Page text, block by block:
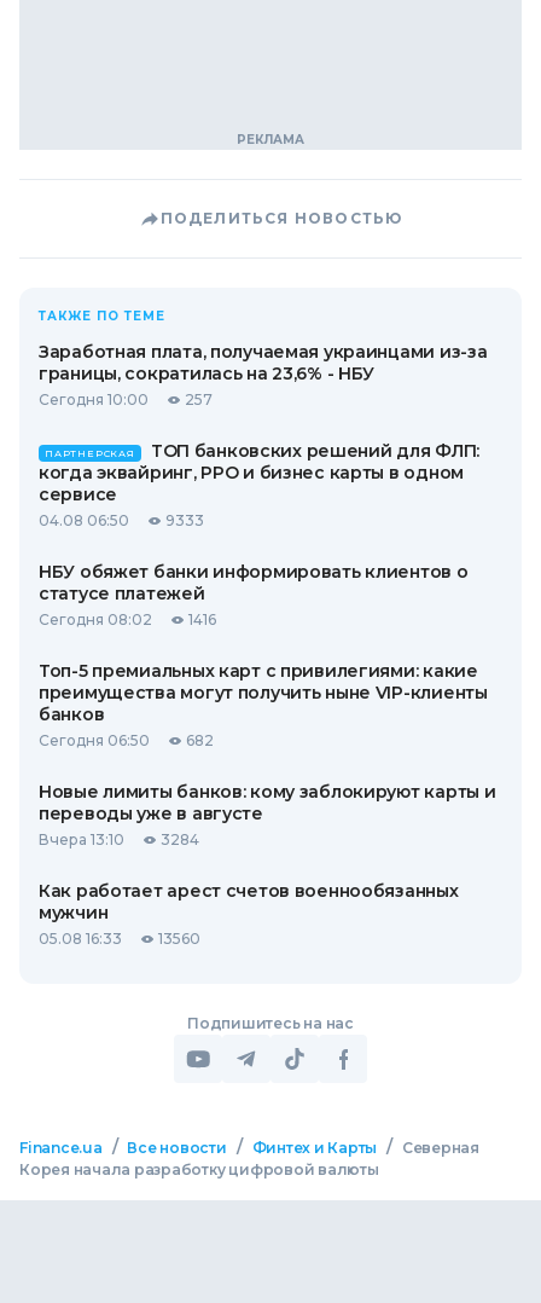
ПОДЕЛИТЬСЯ НОВОСТЬЮ
ТАКЖЕ ПО ТЕМЕ
Заработная плата, получаемая украинцами из-за
границы, сократилась на 23,6% - НБУ
Сегодня 10:00 257
ПАРТНЕРСКАЯ
ТОП банковских решений для ФЛП:
когда эквайринг, РРО и бизнес карты в одном
сервисе
04.08 06:50 9333
НБУ обяжет банки информировать клиентов о
статусе платежей
Сегодня 08:02 1416
Топ-5 премиальных карт с привилегиями: какие
преимущества могут получить ныне VIP-клиенты
банков
Сегодня 06:50 682
Новые лимиты банков: кому заблокируют карты и
переводы уже в августе
Вчера 13:10 3284
Как работает арест счетов военнообязанных
мужчин
05.08 16:33 13560
Подпишитесь на нас
Finance.ua / Все новости / Финтех и Карты /
Северная
Корея начала разработку цифровой валюты